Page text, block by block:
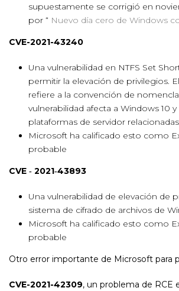
supuestamente se corrigió en
por “ Nuevo día cero de Windows
CVE-2021-43240
Una vulnerabilidad en NTFS Set
permitir la elevación de privilegios.
refiere a la convención de
vulnerabilidad afecta a Windows 10 y
plataformas de servidor
Microsoft ha calificado esto como
probable
CVE ‑ 2021‑43893
Una vulnerabilidad de elevación de
sistema de cifrado de archivos de
Microsoft ha calificado esto como
probable
Otro error importante de Microsoft para
CVE-2021-42309, un problema de RCE